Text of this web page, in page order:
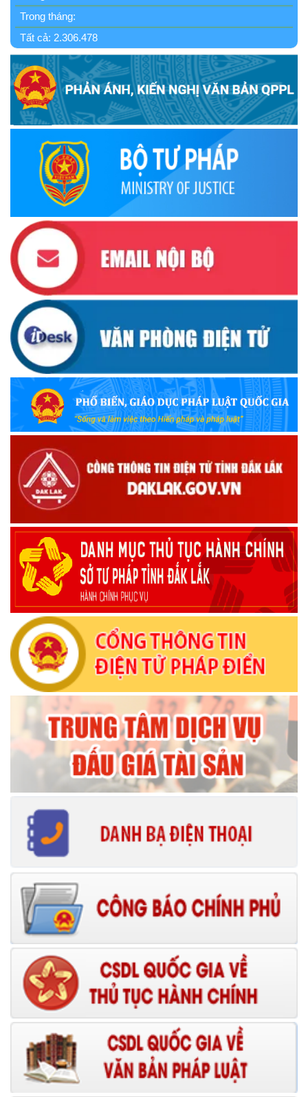
thứ I
(12/11/2025)
Ủy ban Thường vụ Quốc hội ban hành Nghị quyết mới,
hoàn thiện quy trình bầu cử
(30/10/2025)
Quyết định ban hành danh sách thành viên Hội đồng phối
hợp phổ biến, giáo dục pháp luật tỉnh Đắk Lắk
(22/10/2025)
Đắk Lắk triển khai Cuộc vận động “Toàn dân rèn luyện
thân thể theo gương Bác Hồ vĩ đại” giai đoạn 2026-2030
(13/10/2025)
Ủy ban Mặt trận Tổ quốc Việt Nam tỉnh kêu gọi vận động
ủng hộ đồng bào khắc phục thiệt hại do bão số 10 gây ra
(12/10/2025)
UBND TỈNH ĐẮK LẮK KHUYẾN CÁO NGƯỜI DÂN TĂNG
CƯỜNG PHÒNG, CHỐNG BỆNH TẢ
(09/10/2025)
Bộ Quốc phòng công bố thủ tục hành chính đủ điều kiện
tái cấu trúc thực hiện toàn trình, một phần trên môi trường
điện tử
(09/10/2025)
Bộ Chính trị, Ban Bí thư kết luận về phân cấp, phân quyền
trong vận hành chính quyền địa phương 2 cấp
(08/10/2025)
Trong tháng:
Tất cả: 2.306.478